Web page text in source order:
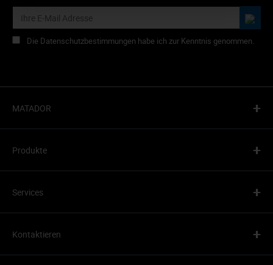
Die Datenschutzbestimmungen habe ich zur Kenntnis genommen.
MATADOR +
Produkte +
Services +
Kontaktieren +